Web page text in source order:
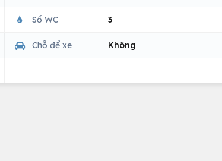
Số WC 3
Chỗ để xe Không